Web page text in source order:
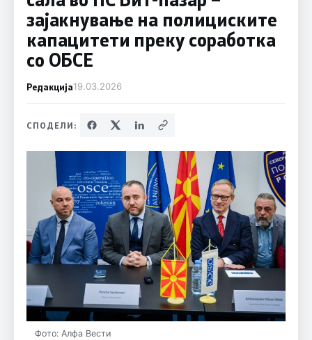
зајакнување на полициските
капацитети преку соработка
со ОБСЕ
Редакција19.03.2026
СПОДЕЛИ:
Фото: Алфа Вести